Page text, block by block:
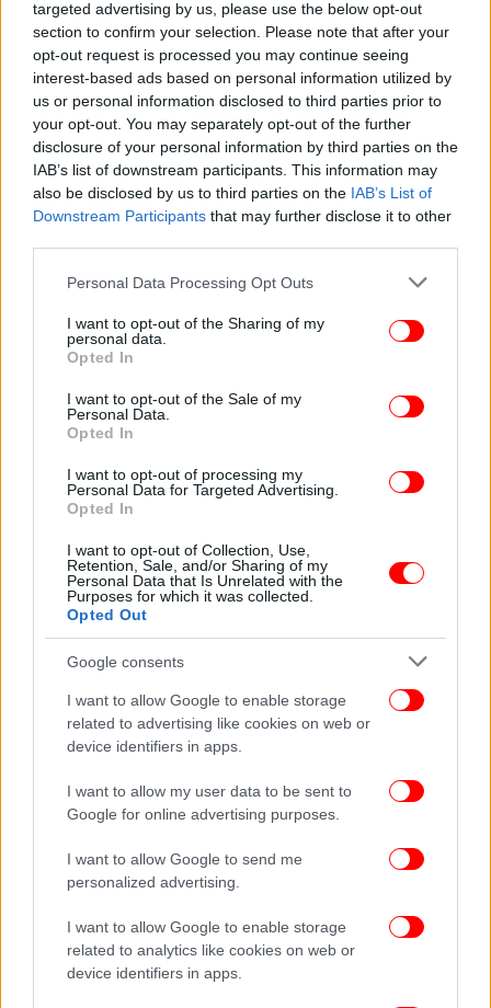
targeted advertising by us, please use the below opt-out
section to confirm your selection. Please note that after your
opt-out request is processed you may continue seeing
interest-based ads based on personal information utilized by
us or personal information disclosed to third parties prior to
your opt-out. You may separately opt-out of the further
disclosure of your personal information by third parties on the
IAB’s list of downstream participants. This information may
also be disclosed by us to third parties on the IAB’s List of
Downstream Participants that may further disclose it to other
Please note that this website/app uses one or more Google
not limited to your visit or usage behaviour. You may click to
grant or deny consent to Google and its third-party tags to
use your data for below specified purposes in below Google
consent section.
Personal Data Processing Opt Outs
I want to opt-out of the Sharing of my
personal data.
Opted In
I want to opt-out of the Sale of my
Personal Data.
Opted In
I want to opt-out of processing my
Personal Data for Targeted Advertising.
Opted In
I want to opt-out of Collection, Use,
Retention, Sale, and/or Sharing of my
Personal Data that Is Unrelated with the
Purposes for which it was collected.
Opted Out
Google consents
I want to allow Google to enable storage
related to advertising like cookies on web or
device identifiers in apps.
I want to allow my user data to be sent to
Google for online advertising purposes.
I want to allow Google to send me
personalized advertising.
I want to allow Google to enable storage
related to analytics like cookies on web or
device identifiers in apps.
σύγχρονη κατάρτιση. Η Ελλάδα διαθέτει ιστορική
ναυπηγική παράδοση, στρατηγική γεωγραφική
θέση και πλέον γεωπολιτική βαρύτητα. Αυτό που
χρειάζεται είναι αποφασιστική βούληση για να
μετατραπεί η αμυντική και ναυπηγική βάση της
χώρας από παθητικό αποδέκτη σε ενεργό
παραγωγό ισχύος και οικονομικής αξίας».
Και προσθέτει: «Τέλος, όλα ταελληνικά ναυπηγεία
πρέπει να ενώσουν τις δυνάμεις και τις
δυνατότητές τους, συμμετέχοντας ενεργά στην